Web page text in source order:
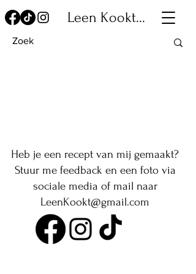
Leen Kookt...
Heb je een recept van mij gemaakt?
Stuur me feedback en een foto via
sociale media of mail naar
LeenKookt@gmail.com